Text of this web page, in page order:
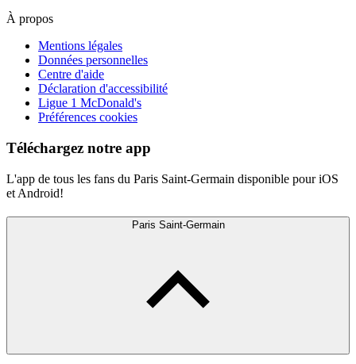
À propos
Mentions légales
Données personnelles
Centre d'aide
Déclaration d'accessibilité
Ligue 1 McDonald's
Préférences cookies
Téléchargez notre app
L'app de tous les fans du Paris Saint-Germain disponible pour iOS
et Android!
Paris Saint-Germain